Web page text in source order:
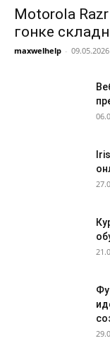
Motorola
гонке
maxwelhelp - 09.05.2026